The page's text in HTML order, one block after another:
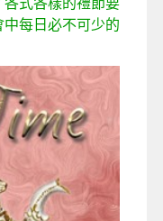
每日必不可少的